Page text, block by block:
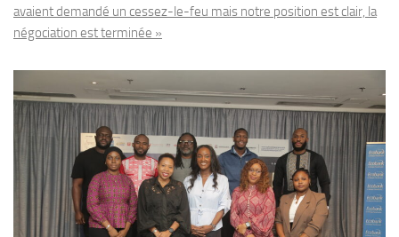
avaient demandé un cessez-le-feu mais notre position est clair, la
négociation est terminée »